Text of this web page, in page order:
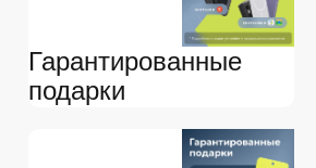
Гарантированные
подарки